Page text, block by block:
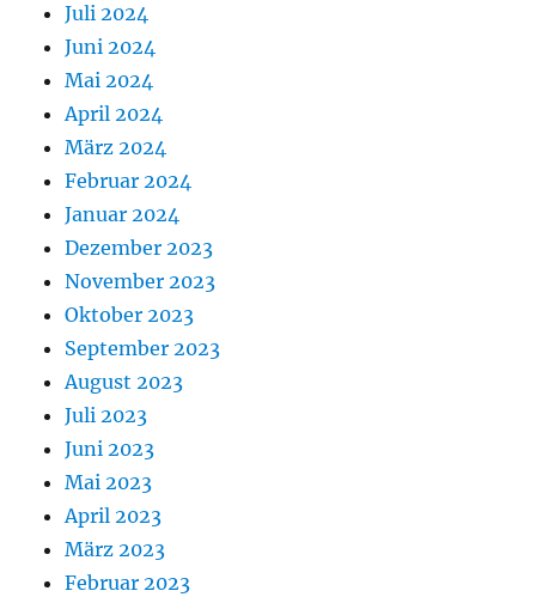
Juli 2024
Juni 2024
Mai 2024
April 2024
März 2024
Februar 2024
Januar 2024
Dezember 2023
November 2023
Oktober 2023
September 2023
August 2023
Juli 2023
Juni 2023
Mai 2023
April 2023
März 2023
Februar 2023